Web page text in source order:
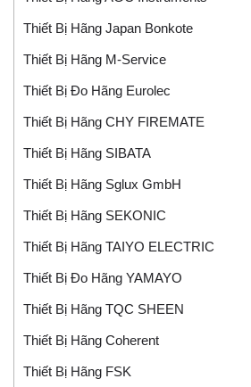
Thiết Bị Hãng Japan Bonkote
Thiết Bị Hãng M-Service
Thiết Bị Đo Hãng Eurolec
Thiết Bị Hãng CHY FIREMATE
Thiết Bị Hãng SIBATA
Thiết Bị Hãng Sglux GmbH
Thiết Bị Hãng SEKONIC
Thiết Bị Hãng TAIYO ELECTRIC
Thiết Bị Đo Hãng YAMAYO
Thiết Bị Hãng TQC SHEEN
Thiết Bị Hãng Coherent
Thiết Bị Hãng FSK